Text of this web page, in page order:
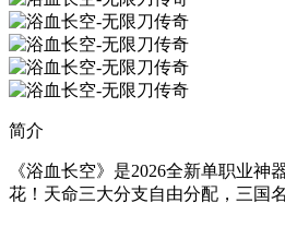
简介
《浴血长空》是2026全新单职业
花！天命三大分支自由分配，三国